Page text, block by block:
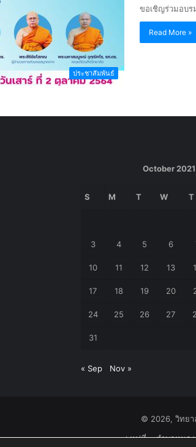
ประชาสัมพันธ์
ขอเชิญร่วมอบร
Read More »
October 2021
S M T W T
3 4 5 6
10 11 12 13
17 18 19 20
24 25 26 27
31
« Sep Nov »
© 2026, วิทยา
๑๑๔ หมู่ที่ ๑ ตำบลหนอง